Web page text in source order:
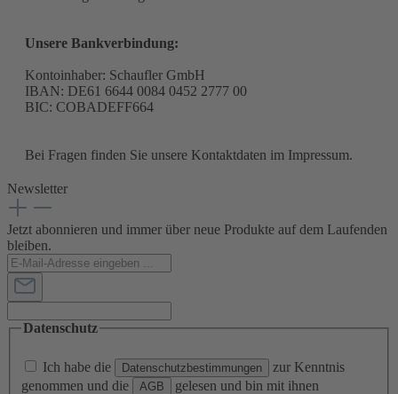
Unsere Bankverbindung:
Kontoinhaber: Schaufler GmbH
IBAN: DE61 6644 0084 0452 2777 00
BIC: COBADEFF664
Bei Fragen finden Sie unsere Kontaktdaten im Impressum.
Newsletter
Jetzt abonnieren und immer über neue Produkte auf dem Laufenden
bleiben.
Datenschutz
Ich habe die Datenschutzbestimmungen
zur Kenntnis
genommen und die
AGB
gelesen und bin mit ihnen